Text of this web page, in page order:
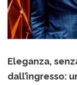
Eleganza,
dall’ingresso: